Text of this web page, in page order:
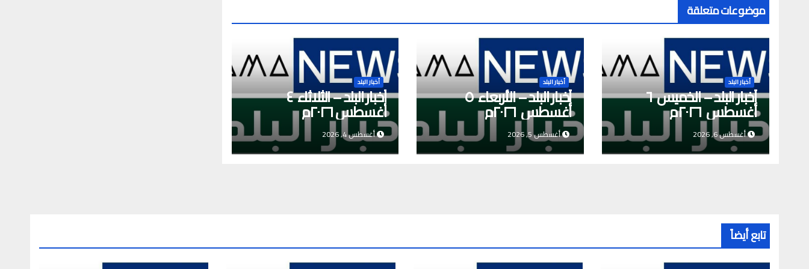
موضوعات متعلقة
أخبار البلد
أخبار البلد – الخميس ٦
أغسطس ٢٠٢٦م
أغسطس 6, 2026
أخبار البلد
أخبار البلد – الأربعاء ٥
أغسطس ٢٠٢٦م
أغسطس 5, 2026
أخبار البلد
أخبار البلد – الثلاثاء ٤
أغسطس ٢٠٢٦م
أغسطس 4, 2026
تابع أيضاً